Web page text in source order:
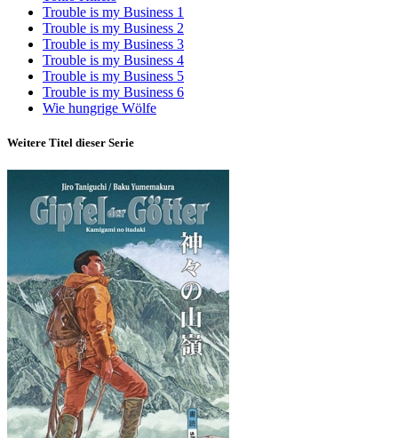
Trouble is my Business 1
Trouble is my Business 2
Trouble is my Business 3
Trouble is my Business 4
Trouble is my Business 5
Trouble is my Business 6
Wie hungrige Wölfe
Weitere Titel dieser Serie